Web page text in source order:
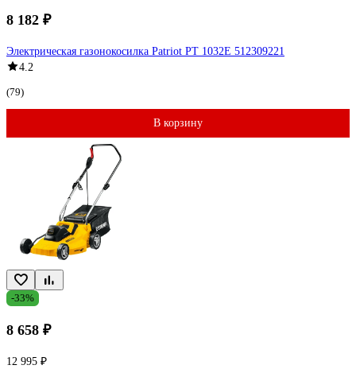
8 182 ₽
Электрическая газонокосилка Patriot PT 1032E 512309221
4.2
(79)
В корзину
-33%
8 658 ₽
12 995 ₽